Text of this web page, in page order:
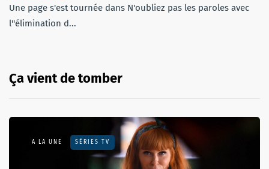
Une page s'est tournée dans N'oubliez pas les paroles avec
l''élimination d...
Ça vient de tomber
A LA UNE SÉRIES TV